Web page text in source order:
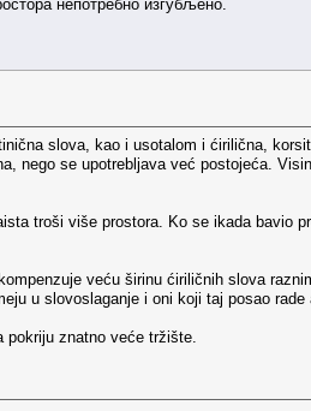
непотребно изгубљено.
slova, kao i usotalom i ćirilična,
nego se upotrebljava već postojeća.
troši više prostora. Ko se ikada bavio
veću širinu ćiriličnih slova
u slovoslaganje i oni koji taj posao rade
znatno veće tržište.